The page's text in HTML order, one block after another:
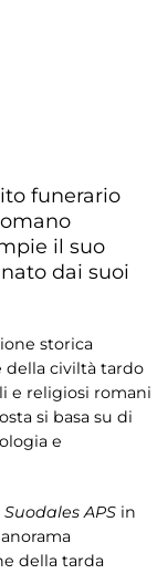
funerario
il suo
dai suoi
storica
della civiltà tardo
e religiosi romani
si basa su di
e
Suodales APS in
della tarda